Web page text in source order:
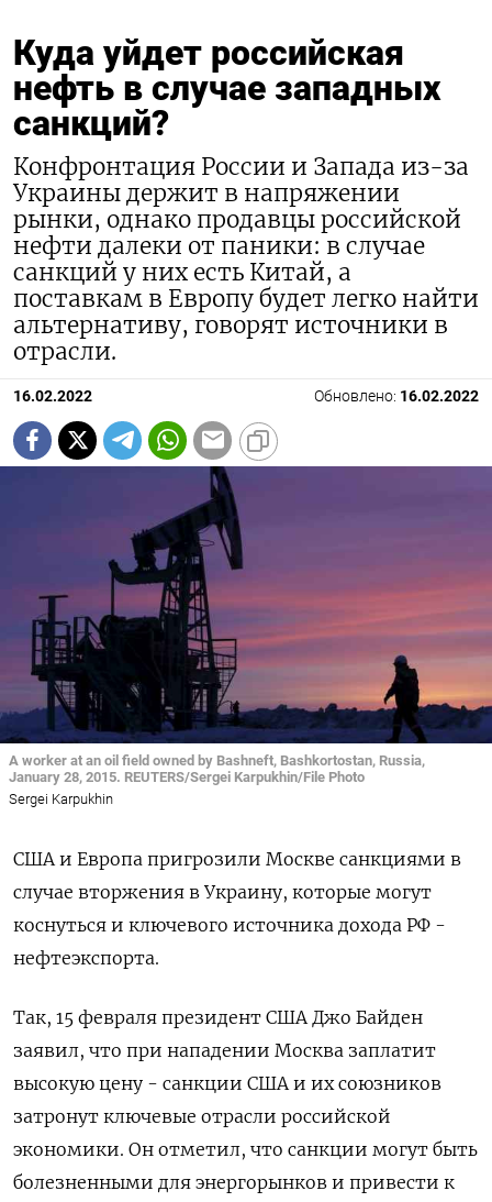
Куда уйдет российская
нефть в случае западных
санкций?
Конфронтация России и Запада из-за
Украины держит в напряжении
рынки, однако продавцы российской
нефти далеки от паники: в случае
санкций у них есть Китай, а
поставкам в Европу будет легко найти
альтернативу, говорят источники в
отрасли.
16.02.2022 Обновлено: 16.02.2022
A worker at an oil field owned by Bashneft, Bashkortostan, Russia,
January 28, 2015. REUTERS/Sergei Karpukhin/File Photo
Sergei Karpukhin
США и Европа пригрозили Москве санкциями в
случае вторжения в Украину, которые могут
коснуться и ключевого источника дохода РФ -
нефтеэкспорта.
Так, 15 февраля президент США Джо Байден
заявил, что при нападении Москва заплатит
высокую цену - санкции США и их союзников
затронут ключевые отрасли российской
экономики. Он отметил, что санкции могут быть
болезненными для энергорынков и привести к